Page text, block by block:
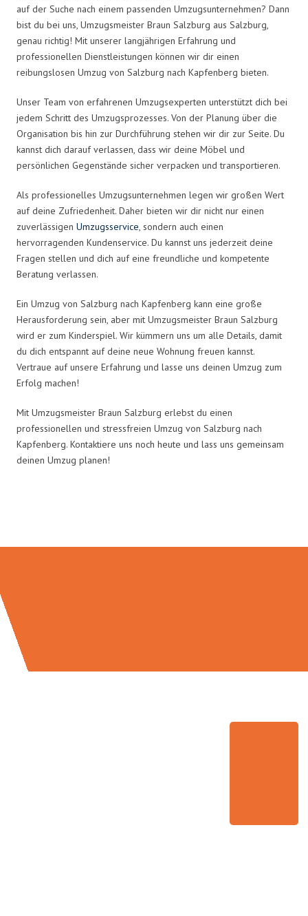
auf der Suche nach einem passenden Umzugsunternehmen? Dann
bist du bei uns, Umzugsmeister Braun Salzburg aus Salzburg,
genau richtig! Mit unserer langjährigen Erfahrung und
professionellen Dienstleistungen können wir dir einen
reibungslosen Umzug von Salzburg nach Kapfenberg bieten.
Unser Team von erfahrenen Umzugsexperten unterstützt dich bei
jedem Schritt des Umzugsprozesses. Von der Planung über die
Organisation bis hin zur Durchführung stehen wir dir zur Seite. Du
kannst dich darauf verlassen, dass wir deine Möbel und
persönlichen Gegenstände sicher verpacken und transportieren.
Als professionelles Umzugsunternehmen legen wir großen Wert
auf deine Zufriedenheit. Daher bieten wir dir nicht nur einen
zuverlässigen Umzugsservice, sondern auch einen
hervorragenden Kundenservice. Du kannst uns jederzeit deine
Fragen stellen und dich auf eine freundliche und kompetente
Beratung verlassen.
Ein Umzug von Salzburg nach Kapfenberg kann eine große
Herausforderung sein, aber mit Umzugsmeister Braun Salzburg
wird er zum Kinderspiel. Wir kümmern uns um alle Details, damit
du dich entspannt auf deine neue Wohnung freuen kannst.
Vertraue auf unsere Erfahrung und lasse uns deinen Umzug zum
Erfolg machen!
Mit Umzugsmeister Braun Salzburg erlebst du einen
professionellen und stressfreien Umzug von Salzburg nach
Kapfenberg. Kontaktiere uns noch heute und lass uns gemeinsam
deinen Umzug planen!